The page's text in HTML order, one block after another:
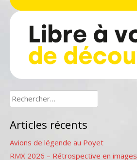
Rechercher :
Articles récents
Avions de légende au Poyet
RMX 2026 – Rétrospective en images